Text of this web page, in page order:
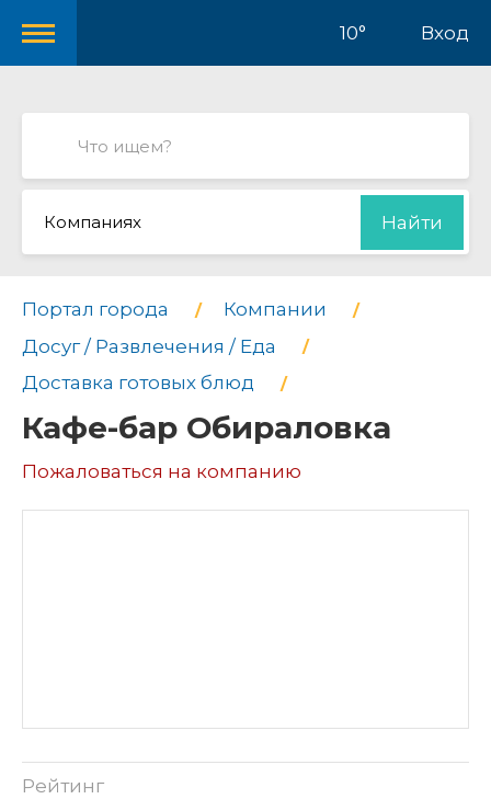
10° Вход
Компаниях Найти
Портал города
Компании
Досуг / Развлечения / Еда
Доставка готовых блюд
Кафе-бар Обираловка
Пожаловаться на компанию
Рейтинг